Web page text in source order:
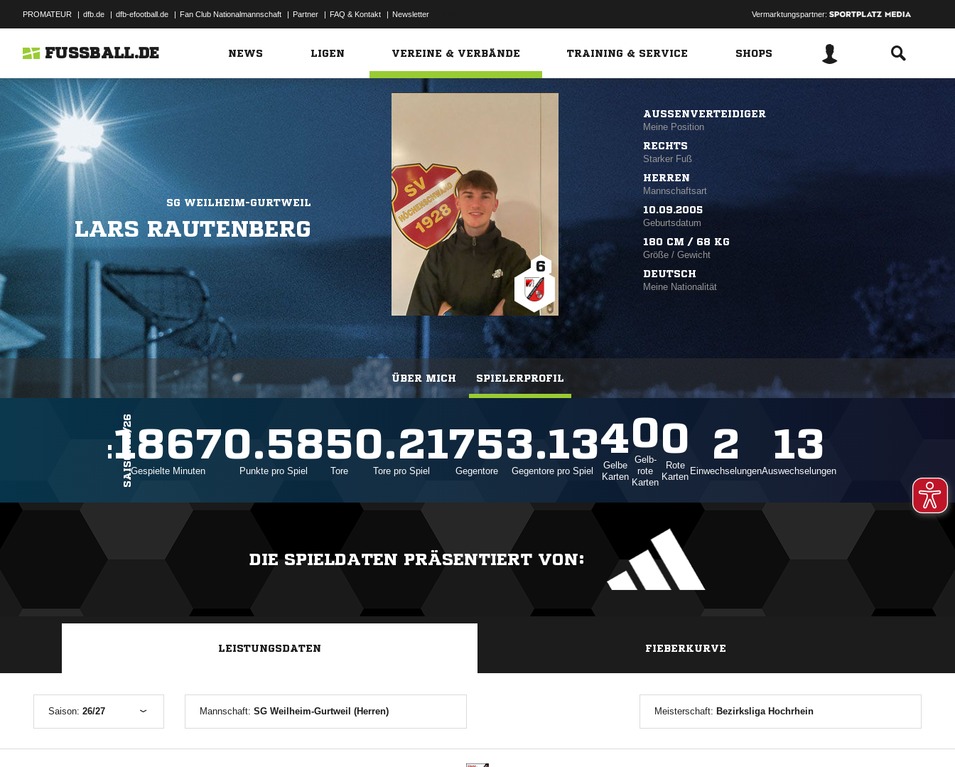
PROMATEUR | dfb.de | dfb-efootball.de | Fan Club Nationalmannschaft | Partner | FAQ & Kontakt | Newsletter Vermarktungspartner:
FUSSBALL.DE NEWS LIGEN VEREINE & VERBÄNDE TRAINING & SERVICE SHOPS
ÜBER MICH SPIELERPROFIL
SG WEILHEIM-GURTWEIL
LARS RAUTENBERG
6
AUSSENVERTEIDIGER
Meine Position
RECHTS
Starker Fuß
HERREN
Mannschaftsart
10.09.2005
Geburtsdatum
180 CM / 68 KG
Größe / Gewicht
DEUTSCH
Meine Nationalität
SAISON25/26
241867
Gespielte Minuten
0.58
Punkte pro Spiel
5
Tore
0.21
Tore pro Spiel
75
Gegentore
3.13
Gegentore pro Spiel
4
Gelbe
Karten
0
Gelb-
rote
Karten
0
Rote
Karten
2
Einwechselungen
13
Auswechselungen
DIE SPIELDATEN PRÄSENTIERT VON:
LEISTUNGSDATEN FIEBERKURVE
Saison: 26/27 Mannschaft:SG Weilheim-Gurtweil (Herren) Meisterschaft: Bezirksliga Hochrhein